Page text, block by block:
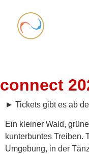
connect
► Tickets gibt es ab
Ein kleiner Wald,
kunterbuntes Treiben.
Umgebung, in der